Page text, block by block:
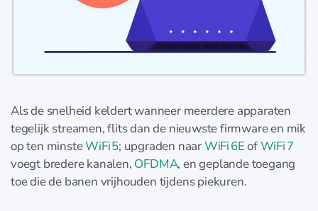
Als de snelheid keldert wanneer meerdere apparaten
tegelijk streamen, flits dan de nieuwste firmware en mik
op ten minsteWiFi 5; upgraden naarWiFi 6EofWiFi 7
voegt bredere kanalen, OFDMA, en geplande toegang
toe die de banen vrijhouden tijdens piekuren.